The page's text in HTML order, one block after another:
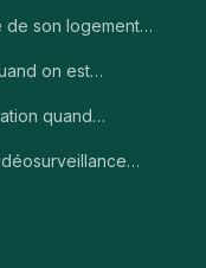
de son logement…
on est…
quand…